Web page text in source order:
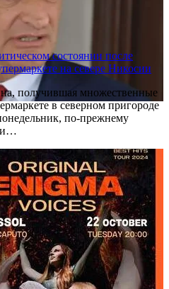
состоянии после
на севере Никосии
получившая множественные
в северном пригороде
по-прежнему